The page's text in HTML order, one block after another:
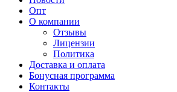
Опт
О компании
Отзывы
Лицензии
Политика
Доставка и оплата
Бонусная программа
Контакты